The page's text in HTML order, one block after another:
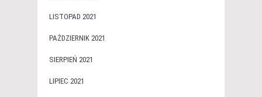
LISTOPAD 2021
PAŹDZIERNIK 2021
SIERPIEŃ 2021
LIPIEC 2021